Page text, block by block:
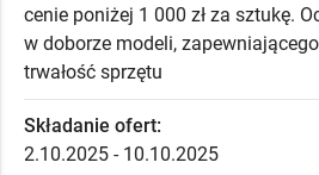
cenie poniżej 1 000 zł za sztukę.
w doborze modeli,
trwałość sprzętu
Składanie ofert:
2.10.2025 - 10.10.2025